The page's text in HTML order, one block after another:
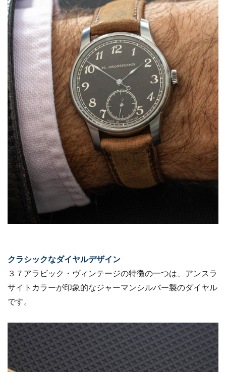
クラシックなダイヤルデザイン
３７アラビック・ヴィンテージの特徴の一つは、アンスラ
サイトカラーが印象的なジャーマンシルバー製のダイヤル
です。